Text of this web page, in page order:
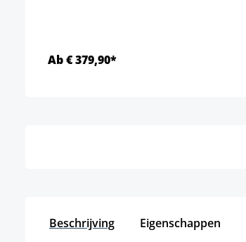
Ab € 379,90*
Beschrijving Eigenschappen